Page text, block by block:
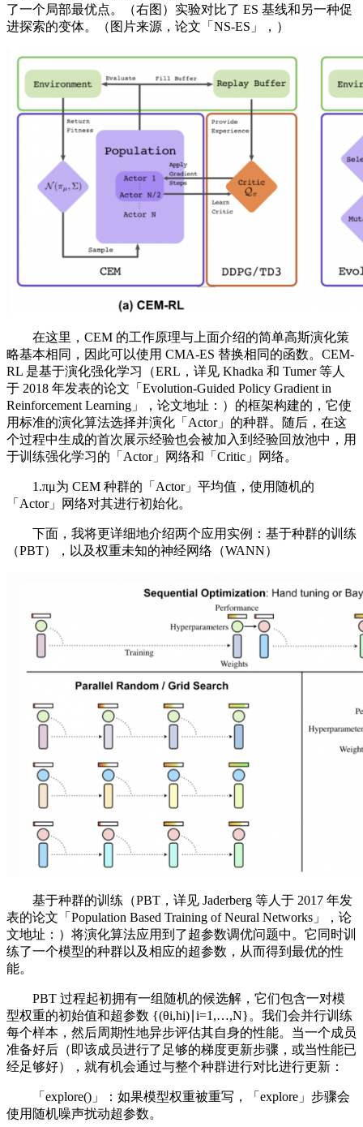
了一个局部最优点。（右图）实验对比了 ES 基线和另一种促
进探索的变体。（图片来源，论文「NS-ES」，）
在这里，CEM 的工作原理与上面介绍的简单高斯演化策
略基本相同，因此可以使用 CMA-ES 替换相同的函数。CEM-
RL 是基于演化强化学习（ERL，详见 Khadka 和 Tumer 等人
于 2018 年发表的论文「Evolution-Guided Policy Gradient in
Reinforcement Learning」，论文地址：）的框架构建的，它使
用标准的演化算法选择并演化「Actor」的种群。随后，在这
个过程中生成的首次展示经验也会被加入到经验回放池中，用
于训练强化学习的「Actor」网络和「Critic」网络。
1.πμ为 CEM 种群的「Actor」平均值，使用随机的
「Actor」网络对其进行初始化。
下面，我将更详细地介绍两个应用实例：基于种群的训练
（PBT），以及权重未知的神经网络（WANN）
基于种群的训练（PBT，详见 Jaderberg 等人于 2017 年发
表的论文「Population Based Training of Neural Networks」，论
文地址：）将演化算法应用到了超参数调优问题中。它同时训
练了一个模型的种群以及相应的超参数，从而得到最优的性
能。
PBT 过程起初拥有一组随机的候选解，它们包含一对模
型权重的初始值和超参数 {(θi,hi)∣i=1,…,N}。我们会并行训练
每个样本，然后周期性地异步评估其自身的性能。当一个成员
准备好后（即该成员进行了足够的梯度更新步骤，或当性能已
经足够好），就有机会通过与整个种群进行对比进行更新：
「explore()」：如果模型权重被重写，「explore」步骤会
使用随机噪声扰动超参数。